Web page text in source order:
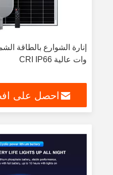
وات عالية CRI IP66
احصل على